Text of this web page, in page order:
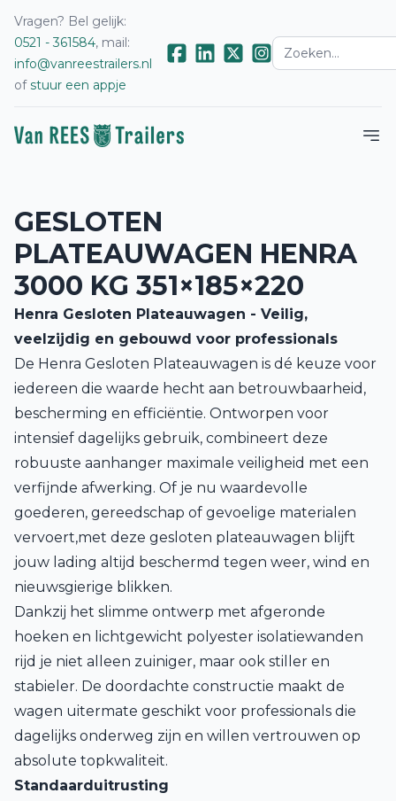
Vragen? Bel gelijk:
0521 - 361584, mail:
info@vanreestrailers.nl
ofstuur een appje
GESLOTEN
PLATEAUWAGEN HENRA
3000 KG 351×185×220
Henra Gesloten Plateauwagen - Veilig,
veelzijdig en gebouwd voor professionals
De Henra Gesloten Plateauwagen is dé keuze voor
iedereen die waarde hecht aan betrouwbaarheid,
bescherming en efficiëntie. Ontworpen voor
intensief dagelijks gebruik, combineert deze
robuuste aanhanger maximale veiligheid met een
verfijnde afwerking. Of je nu waardevolle
goederen, gereedschap of gevoelige materialen
vervoert,met deze gesloten plateauwagen blijft
jouw lading altijd beschermd tegen weer, wind en
nieuwsgierige blikken.
Dankzij het slimme ontwerp met afgeronde
hoeken en lichtgewicht polyester isolatiewanden
rijd je niet alleen zuiniger, maar ook stiller en
stabieler. De doordachte constructie maakt de
wagen uitermate geschikt voor professionals die
dagelijks onderweg zijn en willen vertrouwen op
absolute topkwaliteit.
Standaarduitrusting